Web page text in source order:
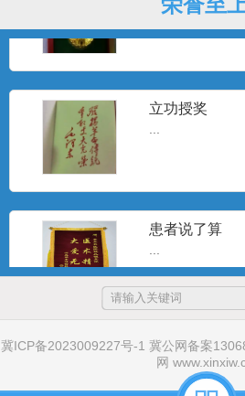
立功授奖
患者说了算
戎马一生
...
冀ICP备2023009227号-1 冀公网备案
网